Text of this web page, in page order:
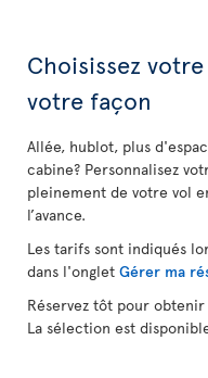
Choisissez
votre façon
Allée, hublot, plus
cabine? Personnalisez
pleinement de votre vol
l’avance.
Les tarifs sont indiqués
dans l'onglet Gérer ma
Réservez tôt pour
La sélection est